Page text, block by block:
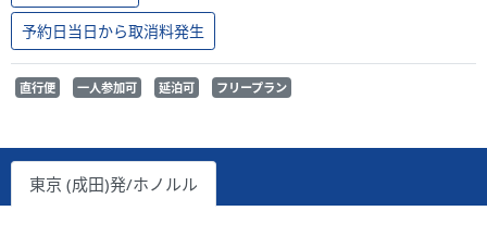
予約日当日から取消料発生
直行便 一人参加可 延泊可 フリープラン
東京 (成田)発/ホノルル